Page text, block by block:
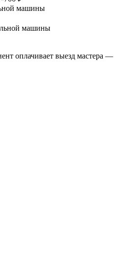
машины
машины
оплачивает выезд мастера —